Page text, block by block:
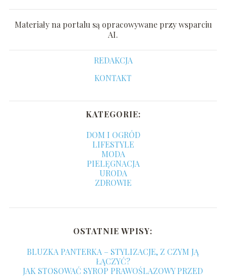
Materiały na portalu są opracowywane przy wsparciu
AI.
REDAKCJA
KONTAKT
KATEGORIE:
DOM I OGRÓD
LIFESTYLE
MODA
PIELĘGNACJA
URODA
ZDROWIE
OSTATNIE WPISY:
BLUZKA PANTERKA – STYLIZACJE, Z CZYM JĄ
ŁĄCZYĆ?
JAK STOSOWAĆ SYROP PRAWOŚLAZOWY PRZED